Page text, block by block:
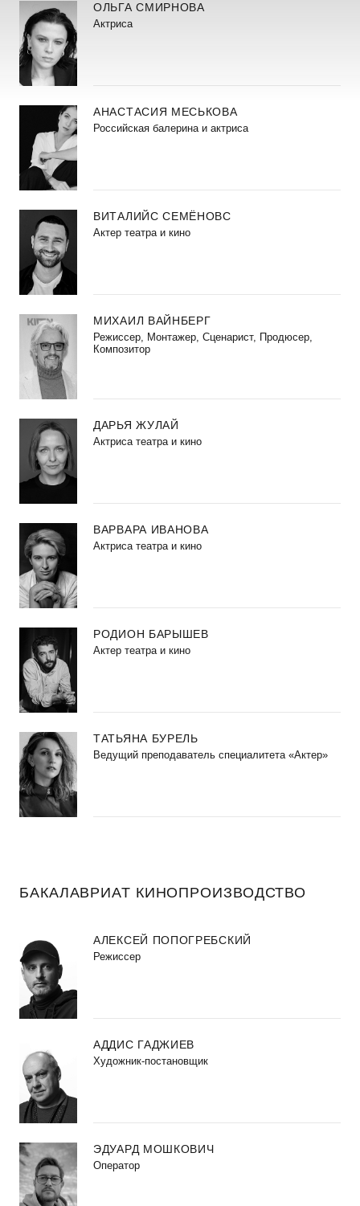
ОЛЬГА СМИРНОВА
Актриса
АНАСТАСИЯ МЕСЬКОВА
Российская балерина и актриса
ВИТАЛИЙС СЕМЁНОВС
Актер театра и кино
МИХАИЛ ВАЙНБЕРГ
Режиссер, Монтажер, Сценарист, Продюсер,
Композитор
ДАРЬЯ ЖУЛАЙ
Актриса театра и кино
ВАРВАРА ИВАНОВА
Актриса театра и кино
РОДИОН БАРЫШЕВ
Актер театра и кино
ТАТЬЯНА БУРЕЛЬ
Ведущий преподаватель специалитета «Актер»
БАКАЛАВРИАТ КИНОПРОИЗВОДСТВО
АЛЕКСЕЙ ПОПОГРЕБСКИЙ
Режиссер
АДДИС ГАДЖИЕВ
Художник-постановщик
ЭДУАРД МОШКОВИЧ
Оператор